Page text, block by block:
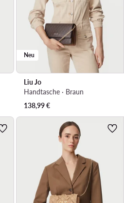
Neu
Liu Jo
Handtasche · Braun
138,99€